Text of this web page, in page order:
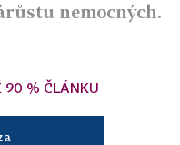
nemocných.
90 % ČLÁNKU